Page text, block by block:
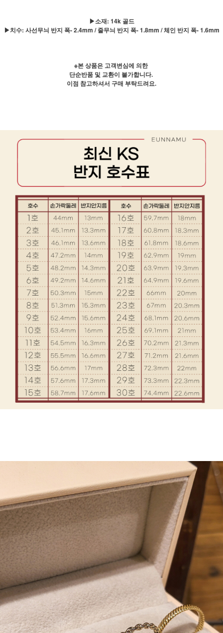
▶소재: 14k 골드
▶치수: 사선무늬 반지 폭- 2.4mm / 줄무늬 반지 폭- 1.8mm / 체인 반지 폭- 1.6mm
※본 상품은 고객변심에 의한
단순반품 및 교환이 불가합니다.
이점 참고하셔서 구매 부탁드려요.